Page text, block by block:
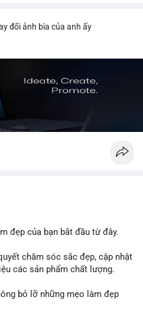
đổi ảnh bìa của anh ấy
đẹp của bạn bắt đầu từ đây.
chăm sóc sắc đẹp, cập nhật
các sản phẩm chất lượng.
bỏ lỡ những mẹo làm đẹp